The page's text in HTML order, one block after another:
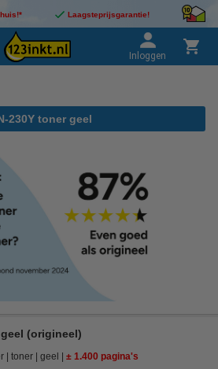
Laagsteprijsgarantie!
Inloggen
230Y toner geel
(origineel)
toner geel ± 1.400 pagina's